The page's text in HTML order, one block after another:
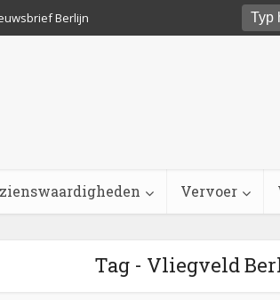
Berlijn
Vervoer
Tag - Vliegveld